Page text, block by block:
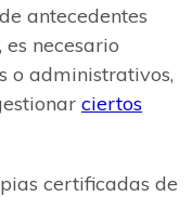
antecedentes
necesario
o administrativos,
ciertos
certificadas de